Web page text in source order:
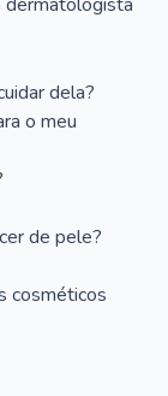
dela?
o meu
de pele?
cosméticos